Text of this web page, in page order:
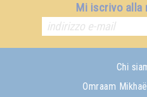
Mi iscrivo alla
Chi
Omraam